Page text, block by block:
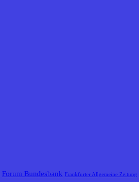
Forum Bundesbank Frankfurter Allgemeine Zeitung